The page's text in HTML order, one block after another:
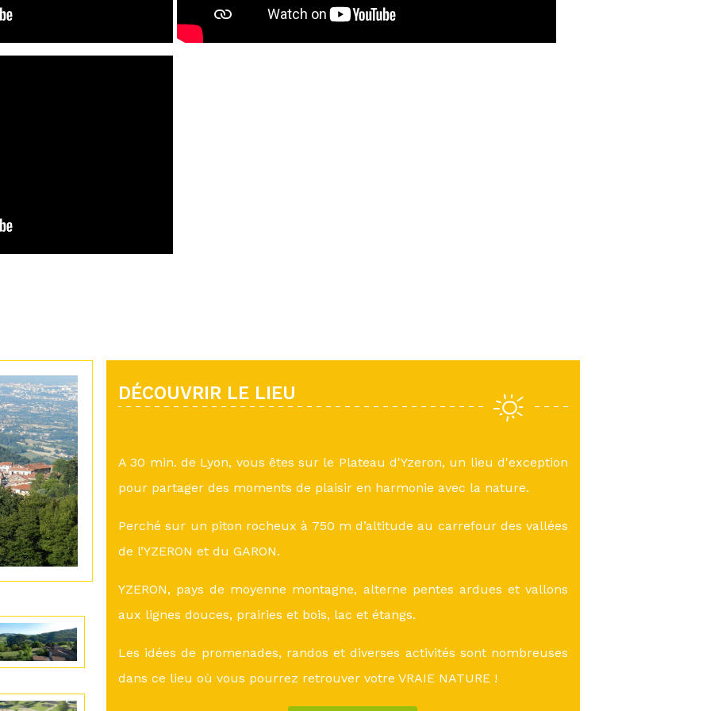
DÉCOUVRIR LE LIEU
A 30 min. de Lyon, vous êtes sur le Plateau d'Yzeron, un lieu d'exception
pour partager des moments de plaisir en harmonie avec la nature.
Perché sur un piton rocheux à 750 m d’altitude au carrefour des vallées
de l’YZERON et du GARON.
YZERON, pays de moyenne montagne, alterne pentes ardues et vallons
aux lignes douces, prairies et bois, lac et étangs.
Les idées de promenades, randos et diverses activités sont nombreuses
dans ce lieu où vous pourrez retrouver votre VRAIE NATURE !